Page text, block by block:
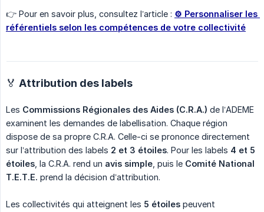
👉 Pour en savoir plus, consultez l’article : ⚙️ Personnaliser les
référentiels selon les compétences de votre collectivité
🏅 Attribution des labels
Les Commissions Régionales des Aides (C.R.A.) de l’ADEME
examinent les demandes de labellisation. Chaque région
dispose de sa propre C.R.A. Celle-ci se prononce directement
sur l’attribution des labels 2 et 3 étoiles. Pour les labels 4 et 5
étoiles , la C.R.A. rend un avis simple , puis le Comité National
T.E.T.E. prend la décision d’attribution.
Les collectivités qui atteignent les 5 étoiles peuvent